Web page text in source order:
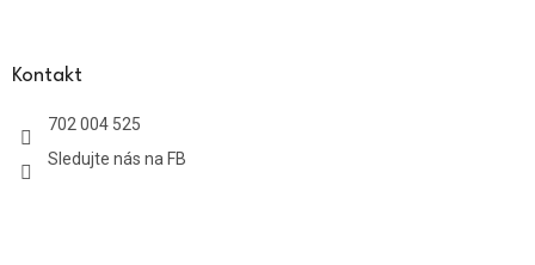
Kontakt
702 004 525
Sledujte nás na FB